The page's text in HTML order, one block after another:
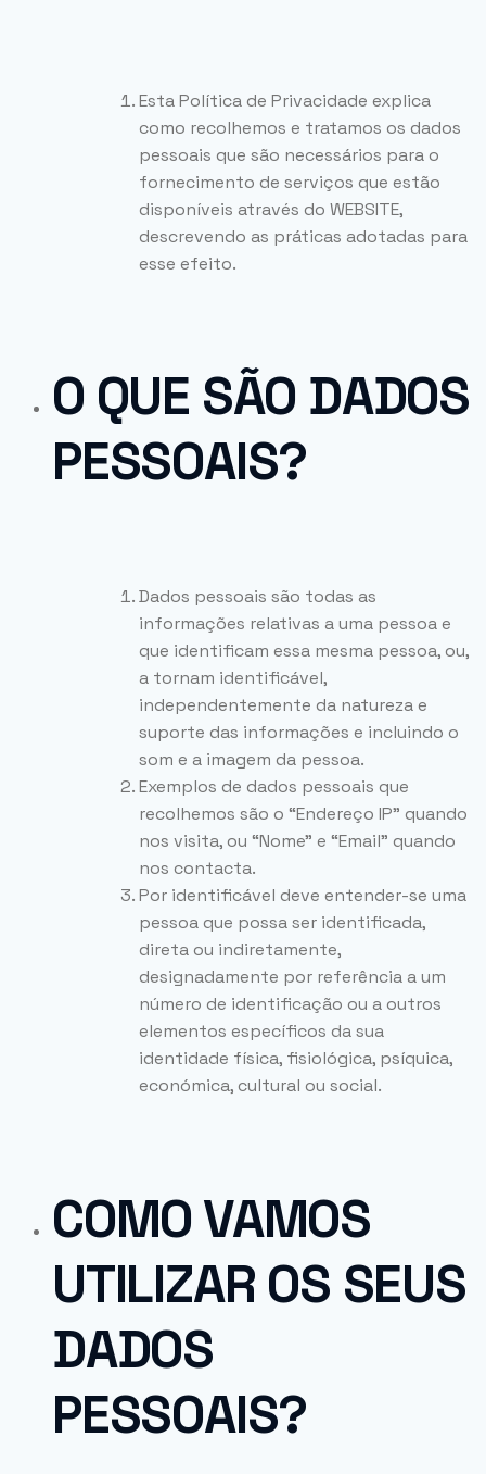
Esta Política de Privacidade explica
como recolhemos e tratamos os dados
pessoais que são necessários para o
fornecimento de serviços que estão
disponíveis através do WEBSITE,
descrevendo as práticas adotadas para
esse efeito.
O QUE SÃO DADOS
PESSOAIS?
Dados pessoais são todas as
informações relativas a uma pessoa e
que identificam essa mesma pessoa, ou,
a tornam identificável,
independentemente da natureza e
suporte das informações e incluindo o
som e a imagem da pessoa.
Exemplos de dados pessoais que
recolhemos são o “Endereço IP” quando
nos visita, ou “Nome” e “Email” quando
nos contacta.
Por identificável deve entender-se uma
pessoa que possa ser identificada,
direta ou indiretamente,
designadamente por referência a um
número de identificação ou a outros
elementos específicos da sua
identidade física, fisiológica, psíquica,
económica, cultural ou social.
COMO VAMOS
UTILIZAR OS SEUS
DADOS
PESSOAIS?